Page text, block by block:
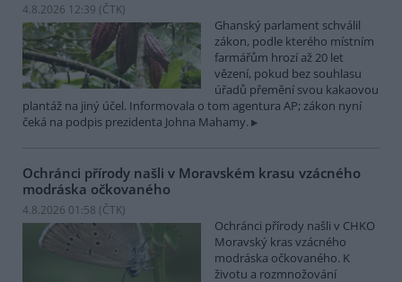
4.8.2026 12:39 (ČTK)
Ghanský parlament schválil
zákon, podle kterého místním
farmářům hrozí až 20 let
vězení, pokud bez souhlasu
úřadů přemění svou kakaovou
plantáž na jiný účel. Informovala o tom agentura AP; zákon nyní
čeká na podpis prezidenta Johna Mahamy.
Ochránci přírody našli v Moravském krasu vzácného
modráska očkovaného
4.8.2026 01:58 (ČTK)
Ochránci přírody našli v CHKO
Moravský kras vzácného
modráska očkovaného. K
životu a rozmnožování